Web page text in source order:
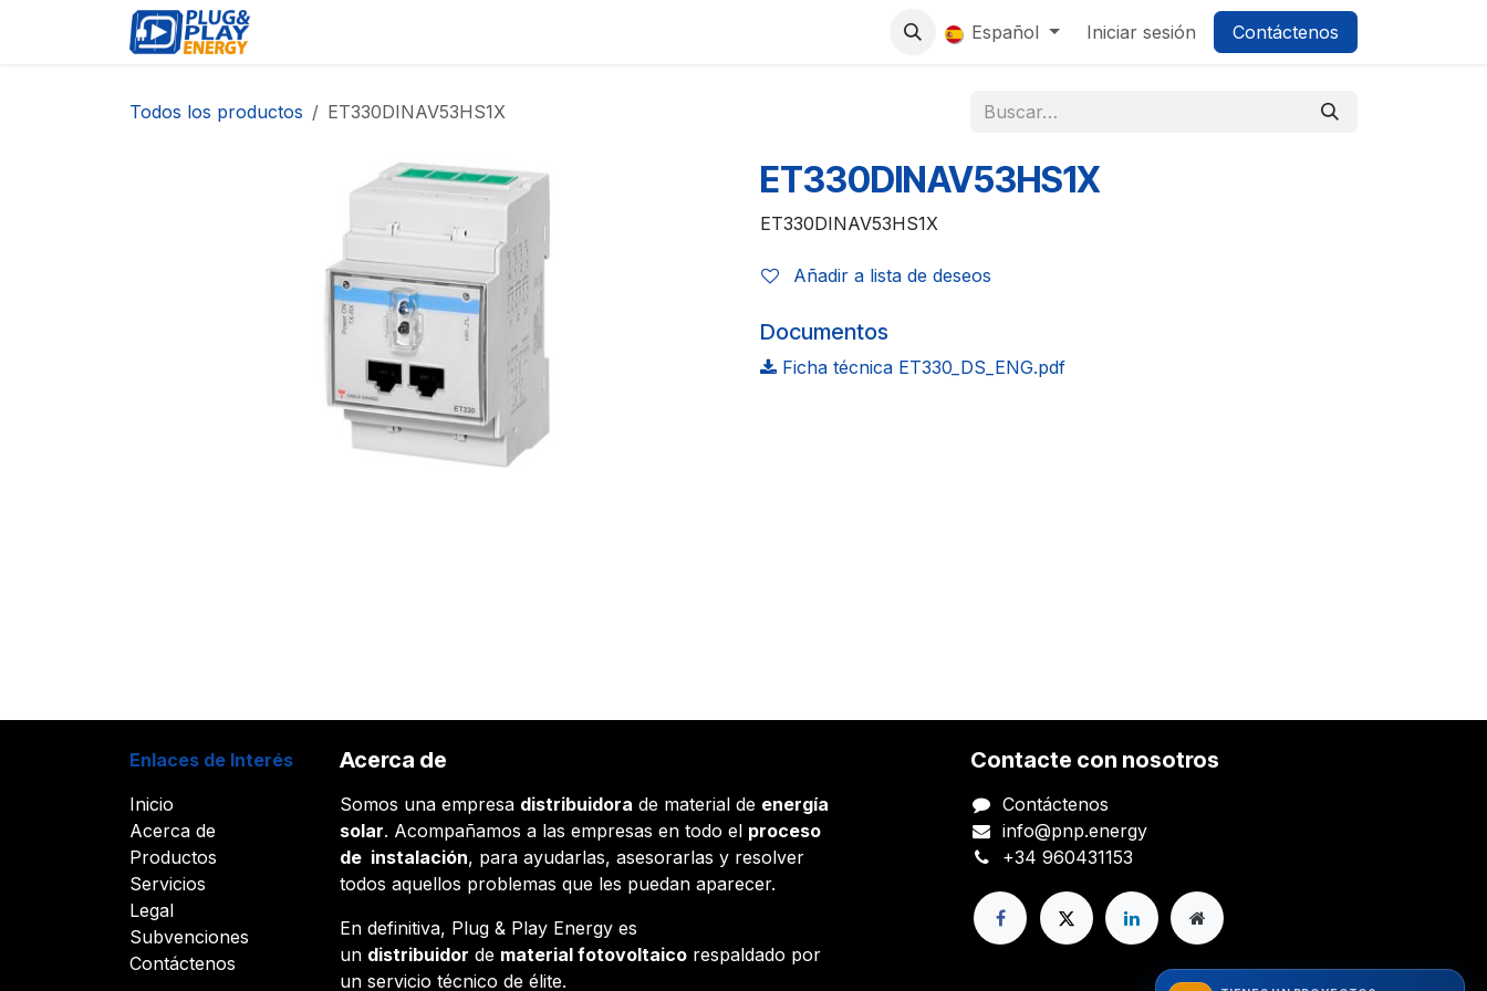
0 Español Iniciar sesión Contáctenos
Todos los productos ET330DINAV53HS1X
ET330DINAV53HS1X
ET330DINAV53HS1X
Añadir a lista de deseos
Documentos
Ficha técnica ET330_DS_ENG.pdf
Enlaces de Interés
Inicio
Acerca de
Productos
Servicios
Legal
Subvenciones
Contáctenos
Acerca de
Somos una empresa distribuidora de material de energía
solar. Acompañamos a las empresas en todo el proceso
de instalación, para ayudarlas, asesorarlas y resolver
todos aquellos problemas que les puedan aparecer.
En definitiva, Plug & Play Energy es
un distribuidor de material fotovoltaico respaldado por
un servicio técnico de élite.
Contacte con nosotros
Contáctenos
info@pnp.energy
+34 960431153